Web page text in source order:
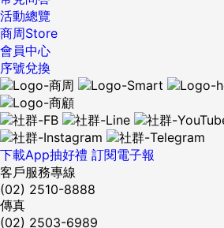
活動總覽
商周Store
會員中心
序號兌換
下載App抽好禮 訂閱電子報
客戶服務專線
(02) 2510-8888
傳真
(02) 2503-6989